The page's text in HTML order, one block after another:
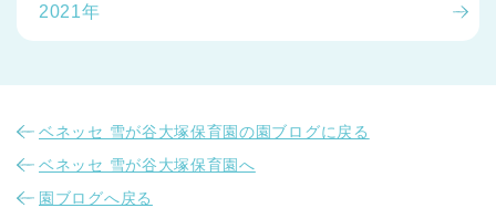
2021年
ベネッセ 雪が谷大塚保育園の園ブログに戻る
ベネッセ 雪が谷大塚保育園へ
園ブログへ戻る